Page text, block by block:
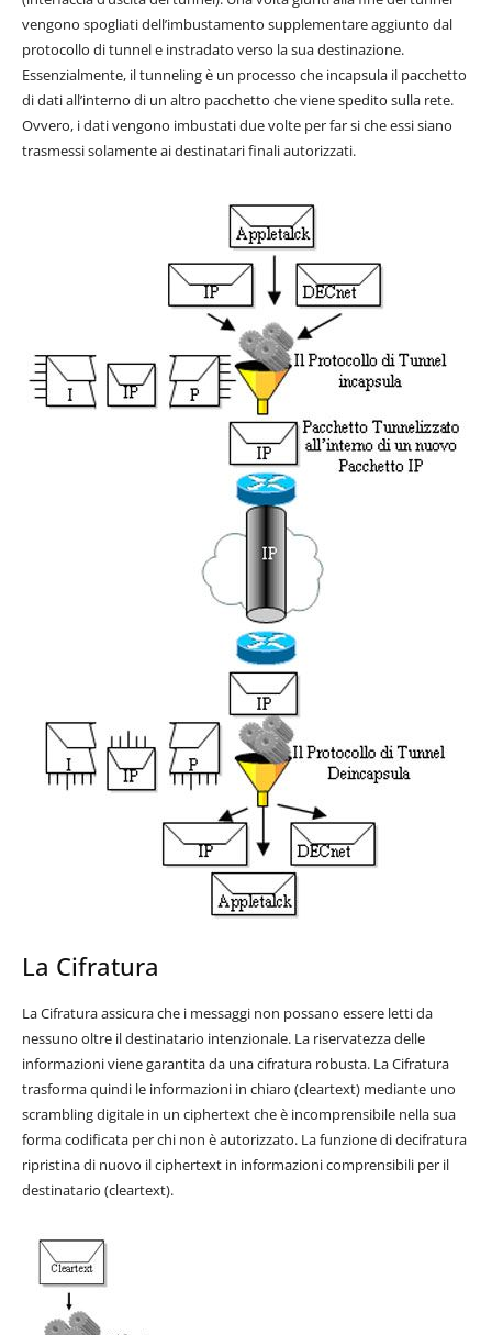
vengono spogliati dell’imbustamento supplementare aggiunto dal
protocollo di tunnel e instradato verso la sua destinazione.
Essenzialmente, il tunneling è un processo che incapsula il pacchetto
di dati all’interno di un altro pacchetto che viene spedito sulla rete.
Ovvero, i dati vengono imbustati due volte per far si che essi siano
trasmessi solamente ai destinatari finali autorizzati.
La Cifratura
La Cifratura assicura che i messaggi non possano essere letti da
nessuno oltre il destinatario intenzionale. La riservatezza delle
informazioni viene garantita da una cifratura robusta. La Cifratura
trasforma quindi le informazioni in chiaro (cleartext) mediante uno
scrambling digitale in un ciphertext che è incomprensibile nella sua
forma codificata per chi non è autorizzato. La funzione di decifratura
ripristina di nuovo il ciphertext in informazioni comprensibili per il
destinatario (cleartext).